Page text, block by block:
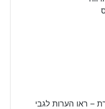
– ראו הערות לגבי